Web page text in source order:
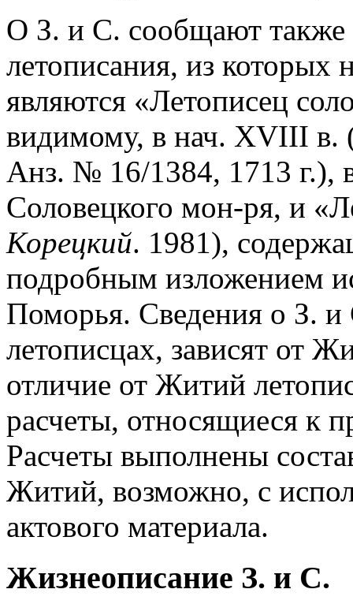
О З. и С. сообщают также
летописания, из которых
являются «Летописец
видимому, в нач. XVIII в.
Анз. № 16/1384, 1713 г.),
Соловецкого мон-ря, и
Корецкий. 1981),
подробным изложением
Поморья. Сведения о З.
летописцах, зависят от
отличие от Житий
расчеты, относящиеся к
Расчеты выполнены
Житий, возможно, с
актового материала.
Жизнеописание З. и С.